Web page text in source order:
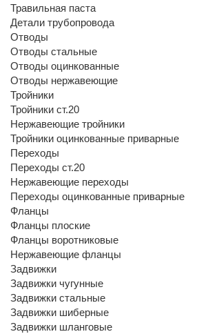
Травильная паста
Детали трубопровода
Отводы
Отводы стальные
Отводы оцинкованные
Отводы нержавеющие
Тройники
Тройники ст.20
Нержавеющие тройники
Тройники оцинкованные приварные
Переходы
Переходы ст.20
Нержавеющие переходы
Переходы оцинкованные приварные
Фланцы
Фланцы плоские
Фланцы воротниковые
Нержавеющие фланцы
Задвижки
Задвижки чугунные
Задвижки стальные
Задвижки шиберные
Задвижки шланговые